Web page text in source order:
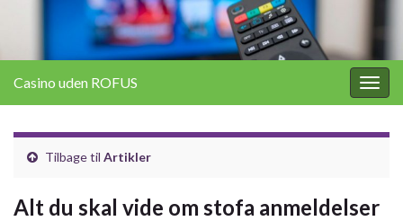
Casino uden ROFUS
Tilbage til Artikler
Alt du skal vide om stofa anmeldelser